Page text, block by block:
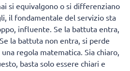
si equivalgono o si differenziano
il fondamentale del servizio sta
influente. Se la battuta entra,
la battuta non entra, si perde
regola matematica. Sia chiaro,
basta solo essere chiari e